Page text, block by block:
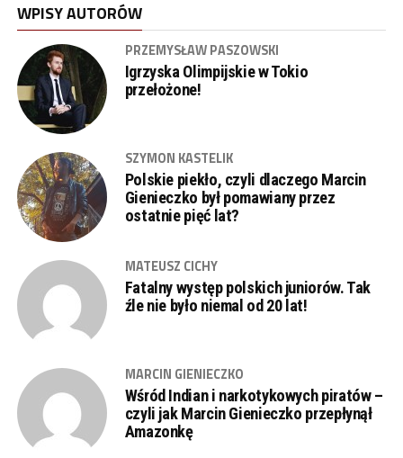
WPISY AUTORÓW
PRZEMYSŁAW PASZOWSKI
Igrzyska Olimpijskie w Tokio
przełożone!
SZYMON KASTELIK
Polskie piekło, czyli dlaczego Marcin
Gienieczko był pomawiany przez
ostatnie pięć lat?
MATEUSZ CICHY
Fatalny występ polskich juniorów. Tak
źle nie było niemal od 20 lat!
MARCIN GIENIECZKO
Wśród Indian i narkotykowych piratów –
czyli jak Marcin Gienieczko przepłynął
Amazonkę